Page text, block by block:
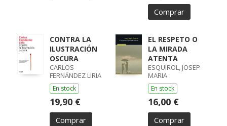
Comprar
CONTRA LA
ILUSTRACIÓN
OSCURA
CARLOS
FERNÁNDEZ LIRIA
En stock
19,90 €
Comprar
EL RESPETO O
LA MIRADA
ATENTA
ESQUIROL, JOSEP
MARIA
En stock
16,00 €
Comprar